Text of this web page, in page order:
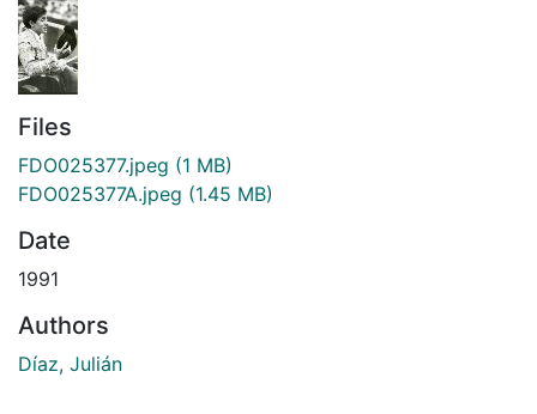
Files
FDO025377.jpeg (1 MB)
FDO025377A.jpeg (1.45 MB)
Date
1991
Authors
Díaz, Julián